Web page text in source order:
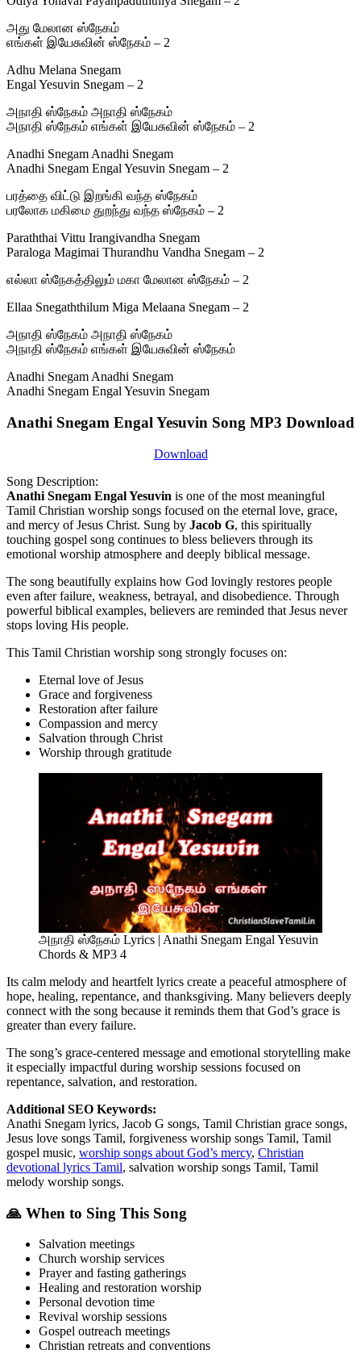
அது மேலான ஸ்நேகம்
எங்கள் இயேசுவின் ஸ்நேகம் – 2
Adhu Melana Snegam
Engal Yesuvin Snegam – 2
அநாதி ஸ்நேகம் அநாதி ஸ்நேகம்
அநாதி ஸ்நேகம் எங்கள் இயேசுவின் ஸ்நேகம் – 2
Anadhi Snegam Anadhi Snegam
Anadhi Snegam Engal Yesuvin Snegam – 2
பரத்தை விட்டு இறங்கி வந்த ஸ்நேகம்
பரலோக மகிமை துறந்து வந்த ஸ்நேகம் – 2
Paraththai Vittu Irangivandha Snegam
Paraloga Magimai Thurandhu Vandha Snegam – 2
எல்லா ஸ்நேகத்திலும் மகா மேலான ஸ்நேகம் – 2
Ellaa Snegaththilum Miga Melaana Snegam – 2
அநாதி ஸ்நேகம் அநாதி ஸ்நேகம்
அநாதி ஸ்நேகம் எங்கள் இயேசுவின் ஸ்நேகம்
Anadhi Snegam Anadhi Snegam
Anadhi Snegam Engal Yesuvin Snegam
Anathi Snegam Engal Yesuvin Song MP3 Download
Download
Song Description:
Anathi Snegam Engal Yesuvin is one of the most meaningful
Tamil Christian worship songs focused on the eternal love, grace,
and mercy of Jesus Christ. Sung by Jacob G, this spiritually
touching gospel song continues to bless believers through its
emotional worship atmosphere and deeply biblical message.
The song beautifully explains how God lovingly restores people
even after failure, weakness, betrayal, and disobedience. Through
powerful biblical examples, believers are reminded that Jesus never
stops loving His people.
This Tamil Christian worship song strongly focuses on:
Eternal love of Jesus
Grace and forgiveness
Restoration after failure
Compassion and mercy
Salvation through Christ
Worship through gratitude
அநாதி ஸ்நேகம் Lyrics | Anathi Snegam Engal Yesuvin
Chords & MP3 4
Its calm melody and heartfelt lyrics create a peaceful atmosphere of
hope, healing, repentance, and thanksgiving. Many believers deeply
connect with the song because it reminds them that God’s grace is
greater than every failure.
The song’s grace-centered message and emotional storytelling make
it especially impactful during worship sessions focused on
repentance, salvation, and restoration.
Additional SEO Keywords:
Anathi Snegam lyrics, Jacob G songs, Tamil Christian grace songs,
Jesus love songs Tamil, forgiveness worship songs Tamil, Tamil
gospel music, worship songs about God’s mercy, Christian
devotional lyrics Tamil, salvation worship songs Tamil, Tamil
melody worship songs.
🙏 When to Sing This Song
Salvation meetings
Church worship services
Prayer and fasting gatherings
Healing and restoration worship
Personal devotion time
Revival worship sessions
Gospel outreach meetings
Christian retreats and conventions